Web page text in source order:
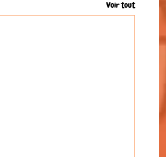
Voir tout